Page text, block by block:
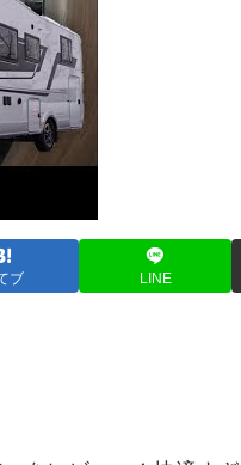
ブ LINE